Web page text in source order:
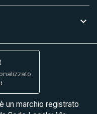

un marchio registrato